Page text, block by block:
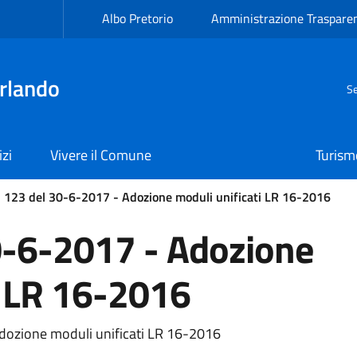
Albo Pretorio Amministrazione
Vivere il Comune
123 del 30-6-2017 - Adozione moduli unificati LR 16-2016
6-2017 - Adozione
16-2016
moduli unificati LR 16-2016